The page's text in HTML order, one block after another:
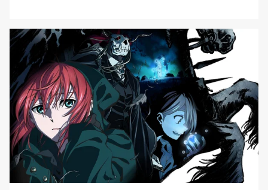
divertimenti. Demon Slayer: Kimetsu no Yaiba Mugen Train
Arc Questo arco inizierà in Giappone il 10 ottobre del [']